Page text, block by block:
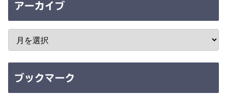
アーカイブ
ブックマーク